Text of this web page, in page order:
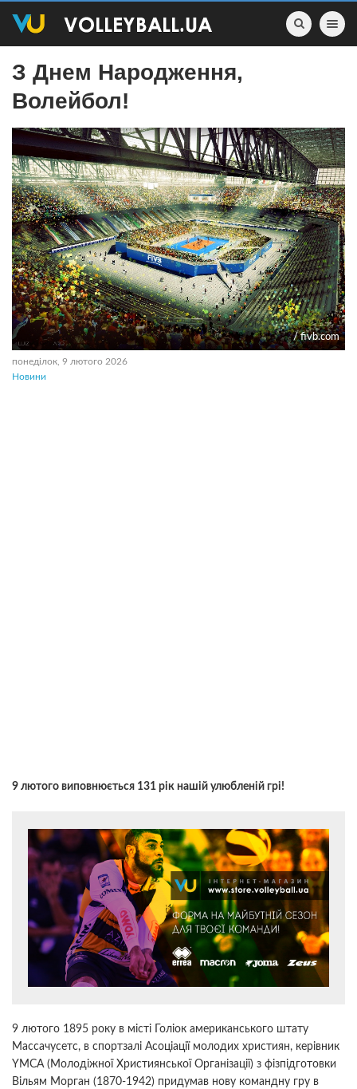
Toggle
З Днем Народження,
Волейбол!
/ fivb.com
понеділок, 9 лютого 2026
Новини
9 лютого виповнюється 131 рік нашій улюбленій грі!
9 лютого 1895 року в місті Голіок американського штату
Массачусетс, в спортзалі Асоціації молодих християн, керівник
YMCA (Молодіжної Християнської Організації) з фізпідготовки
Вільям Морган (1870-1942) придумав нову командну гру в